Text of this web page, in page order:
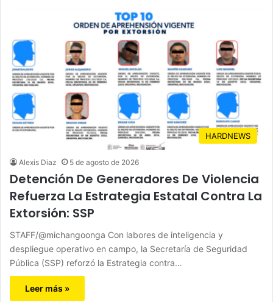
HARDNEWS
Alexis Diaz 5 de agosto de 2026
Detención De Generadores De Violencia
Refuerza La Estrategia Estatal Contra La
Extorsión: SSP
STAFF/@michangoonga Con labores de inteligencia y
despliegue operativo en campo, la Secretaría de Seguridad
Pública (SSP) reforzó la Estrategia contra…
Leer más »